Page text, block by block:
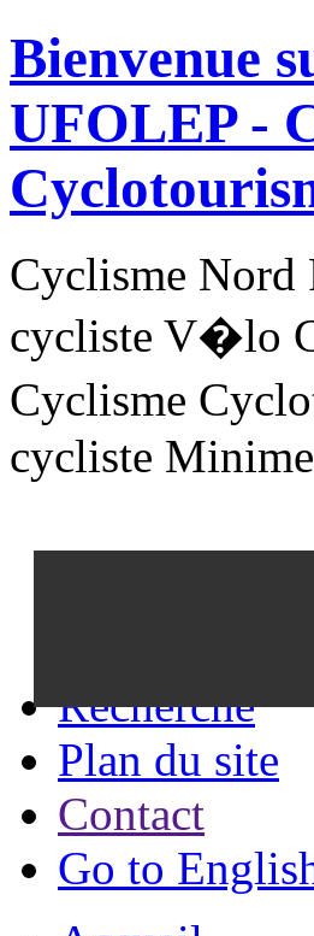
Bienvenue
UFOLEP -
Cyclisme Nord
cycliste V�lo
Cyclisme
cycliste
Recherche
Plan du site
Contact
Go to